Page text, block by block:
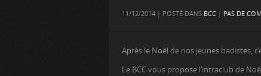
11/12/2014 | POSTÉ DANS BCC | PAS DE
Après le Noël de nos jeunes badistes,
Le BCC vous propose l’intraclub de